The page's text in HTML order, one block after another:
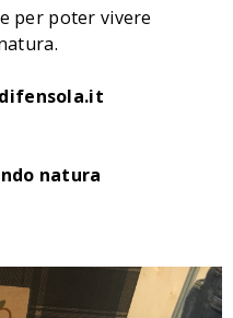
per poter vivere
natura